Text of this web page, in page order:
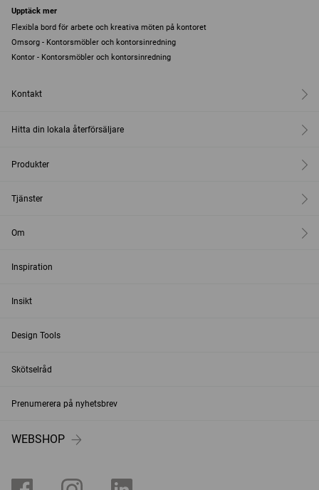
Upptäck mer
Flexibla bord för arbete och kreativa möten på kontoret
Omsorg - Kontorsmöbler och kontorsinredning
Kontor - Kontorsmöbler och kontorsinredning
Kontakt
Hitta din lokala återförsäljare
Produkter
Tjänster
Om
Inspiration
Insikt
Design Tools
Skötselråd
Prenumerera på nyhetsbrev
WEBSHOP